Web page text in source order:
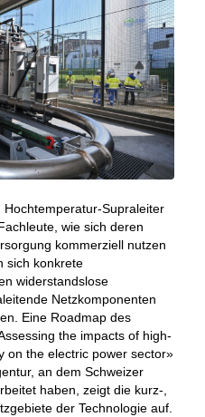
Supraleiter
wie sich deren
kommerziell nutzen
sich konkrete
widerstandslose
Netzkomponenten
Eine Roadmap des
the impacts of high-
on the electric power sector»
an dem Schweizer
haben, zeigt die kurz-,
der Technologie auf.